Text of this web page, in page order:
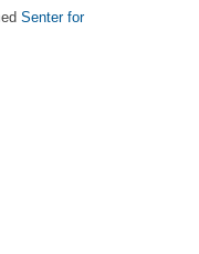
Senter for